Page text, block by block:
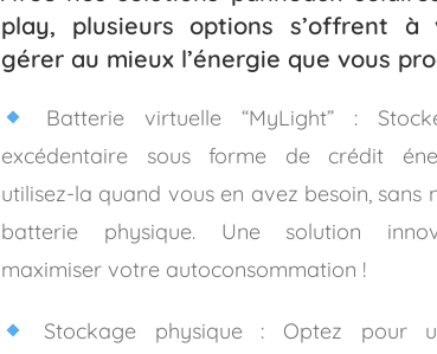
play, plusieurs options s’offrent à
gérer au mieux l’énergie que vous
Batterie virtuelle “MyLight” :
excédentaire sous forme de crédit
utilisez-la quand vous en avez besoin, sans
batterie physique. Une solution
maximiser votre autoconsommation !
Stockage physique : Optez pour